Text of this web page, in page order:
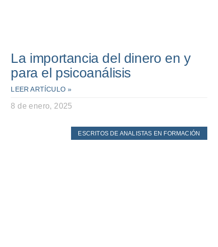
La importancia del dinero en y
para el psicoanálisis
LEER ARTÍCULO »
8 de enero, 2025
ESCRITOS DE ANALISTAS EN FORMACIÓN